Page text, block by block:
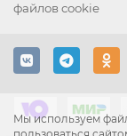
Мы используем
файлов cookie